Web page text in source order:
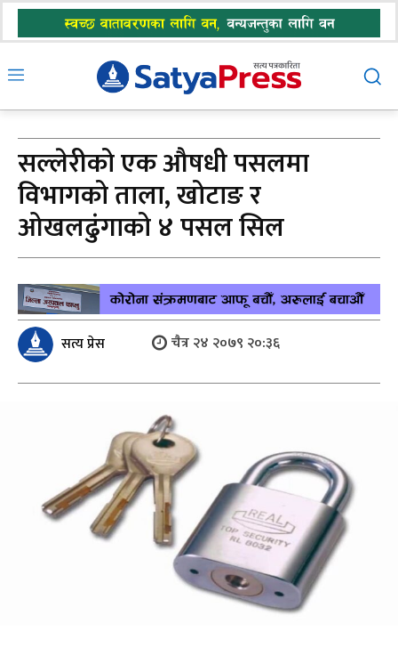
सल्लेरीको एक औषधी पसलमा
विभागको ताला, खोटाङ र
ओखलढुंगाको ४ पसल सिल
सत्य प्रेस चैत्र २४ २०७९ २०:३६